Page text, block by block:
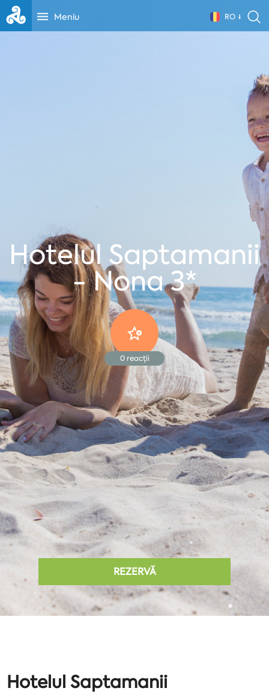
Meniu RO
Hotelul Saptamanii
- Nona 3*
0reacții
REZERVĂ
Hotelul Saptamanii